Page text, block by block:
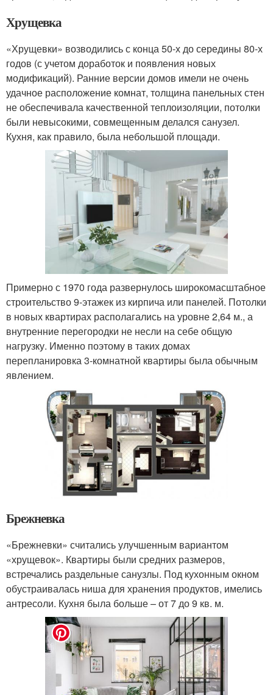
Хрущевка
«Хрущевки» возводились с конца 50-х до середины 80-х
годов (с учетом доработок и появления новых
модификаций). Ранние версии домов имели не очень
удачное расположение комнат, толщина панельных стен
не обеспечивала качественной теплоизоляции, потолки
были невысокими, совмещенным делался санузел.
Кухня, как правило, была небольшой площади.
Примерно с 1970 года развернулось широкомасштабное
строительство 9-этажек из кирпича или панелей. Потолки
в новых квартирах располагались на уровне 2,64 м., а
внутренние перегородки не несли на себе общую
нагрузку. Именно поэтому в таких домах
перепланировка 3-комнатной квартиры была обычным
явлением.
Брежневка
«Брежневки» считались улучшенным вариантом
«хрущевок». Квартиры были средних размеров,
встречались раздельные санузлы. Под кухонным окном
обустраивалась ниша для хранения продуктов, имелись
антресоли. Кухня была больше – от 7 до 9 кв. м.